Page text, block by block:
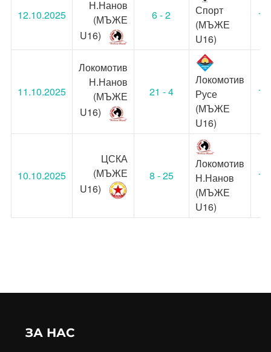
12.10.2025
Н.Нанов
(МЪЖЕ
U16)
6 - 2
Спорт
(МЪЖЕ
U16)
11.10.2025
Локомотив
Н.Нанов
(МЪЖЕ
U16)
21 - 4
Локомотив
Русе
(МЪЖЕ
U16)
10.10.2025
ЦСКА
(МЪЖЕ
U16)
8 - 25
Локомотив
Н.Нанов
(МЪЖЕ
U16)
ЗА НАС